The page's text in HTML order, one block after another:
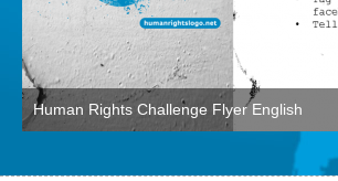
Human Rights Challenge Flyer English